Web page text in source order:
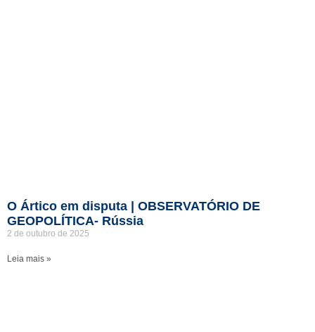
O Ártico em disputa | OBSERVATÓRIO DE
GEOPOLÍTICA- Rússia
2 de outubro de 2025
Leia mais »